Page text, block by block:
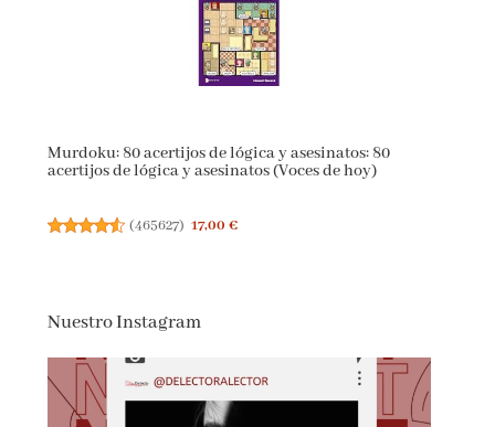
Murdoku: 80 acertijos de lógica y asesinatos: 80
acertijos de lógica y asesinatos (Voces de hoy)
(465627) 17,00 €
Nuestro Instagram